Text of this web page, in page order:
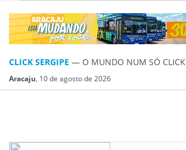
CLICK SERGIPE — O MUNDO NUM SÓ CLICK
Aracaju, 10 de agosto de 2026